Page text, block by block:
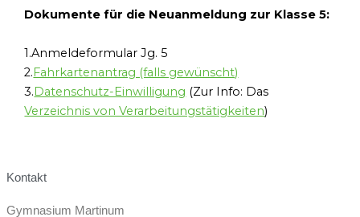
Dokumente für die Neuanmeldung zur Klasse 5:
1.Anmeldeformular Jg. 5
2.Fahrkartenantrag (falls gewünscht)
3.Datenschutz-Einwilligung (Zur Info: Das
Verzeichnis von Verarbeitungstätigkeiten)
Kontakt
Gymnasium Martinum